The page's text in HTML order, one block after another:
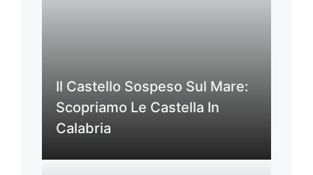
Il Castello Sospeso Sul Mare:
Scopriamo Le Castella In
Calabria